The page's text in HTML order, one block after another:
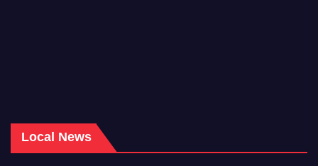
Local News